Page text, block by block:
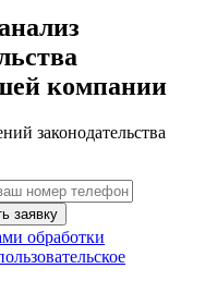
компании
законодательства
заявку
обработки